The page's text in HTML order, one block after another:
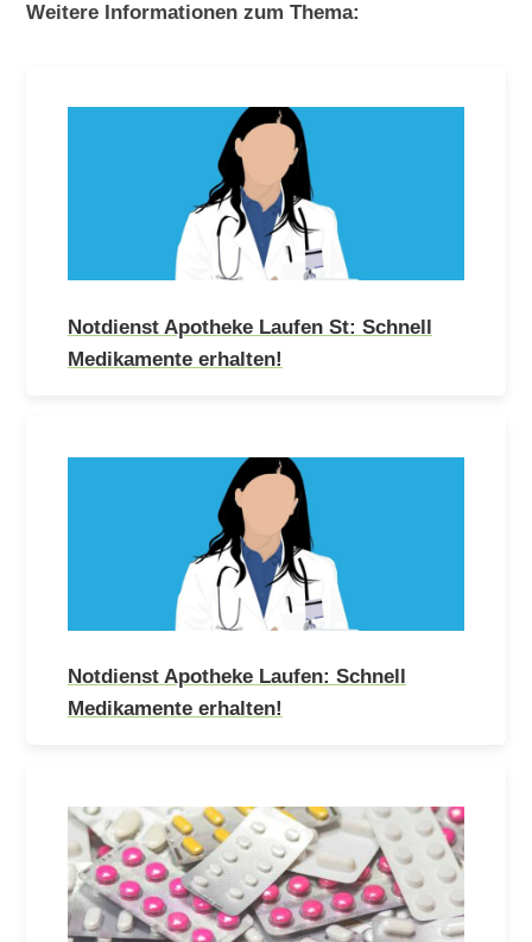
Weitere Informationen zum Thema:
Notdienst Apotheke Laufen St: Schnell
Medikamente erhalten!
Notdienst Apotheke Laufen: Schnell
Medikamente erhalten!